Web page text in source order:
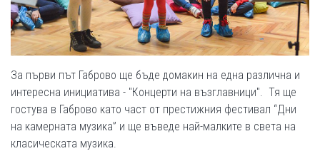
За първи път Габрово ще бъде домакин на една различна и
интересна инициатива - "Концерти на възглавници". Тя ще
гостува в Габрово като част от престижния фестивал “Дни
на камерната музика” и ще въведе най-малките в света на
класическата музика.